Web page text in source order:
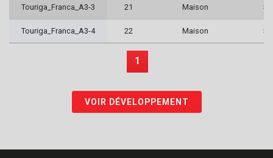
Touriga_Franca_A3-3 21 Maison 5
Touriga_Franca_A3-4 22 Maison 5
1
VOIR DÉVELOPPEMENT